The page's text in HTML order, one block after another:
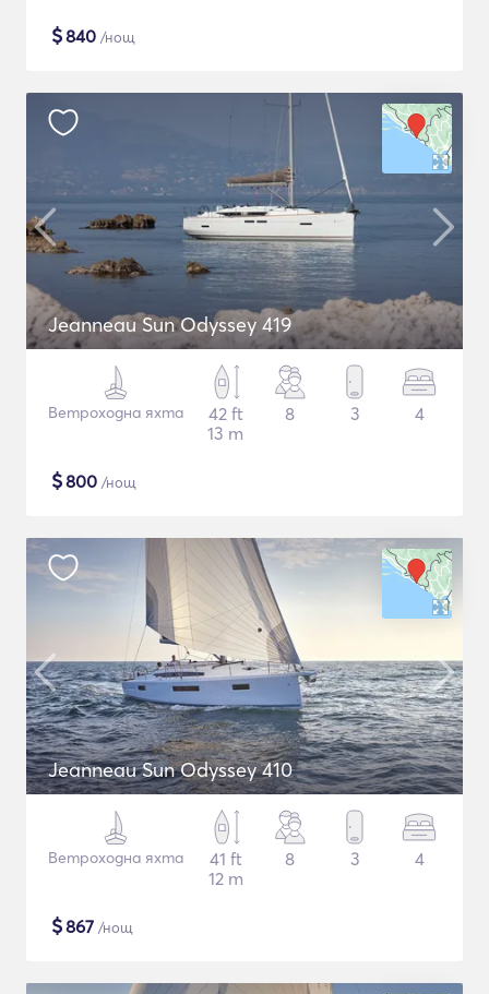
$840 /нощ
Jeanneau Sun Odyssey 419
Ветроходна яхта
42 ft
13 m
8 3 4
$800 /нощ
Jeanneau Sun Odyssey 410
Ветроходна яхта
41 ft
12 m
8 3 4
$867 /нощ